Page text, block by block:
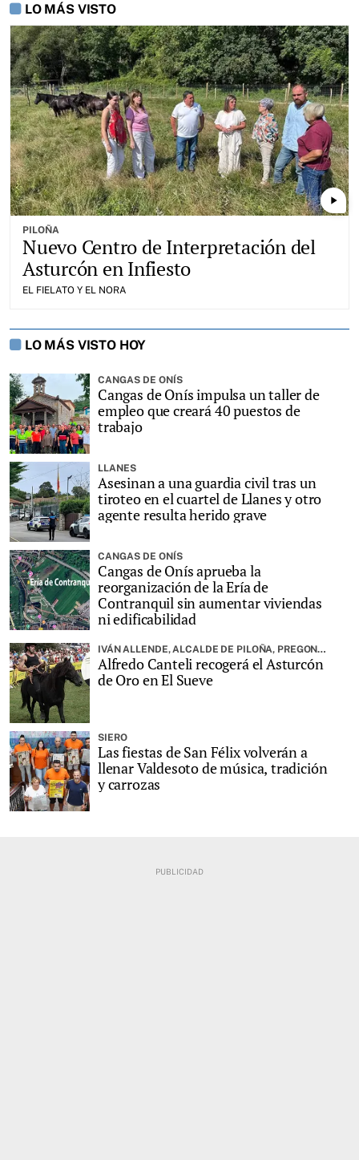
LO MÁS VISTO
play_arrow
PILOÑA
Nuevo Centro de Interpretación del
Asturcón en Infiesto
EL FIELATO Y EL NORA
LO MÁS VISTO HOY
CANGAS DE ONÍS
Cangas de Onís impulsa un taller de
empleo que creará 40 puestos de
trabajo
LLANES
Asesinan a una guardia civil tras un
tiroteo en el cuartel de Llanes y otro
agente resulta herido grave
CANGAS DE ONÍS
Cangas de Onís aprueba la
reorganización de la Ería de
Contranquil sin aumentar viviendas
ni edificabilidad
IVÁN ALLENDE, ALCALDE DE PILOÑA, PREGONARÁ LA FIESTA
Alfredo Canteli recogerá el Asturcón
de Oro en El Sueve
SIERO
Las fiestas de San Félix volverán a
llenar Valdesoto de música, tradición
y carrozas